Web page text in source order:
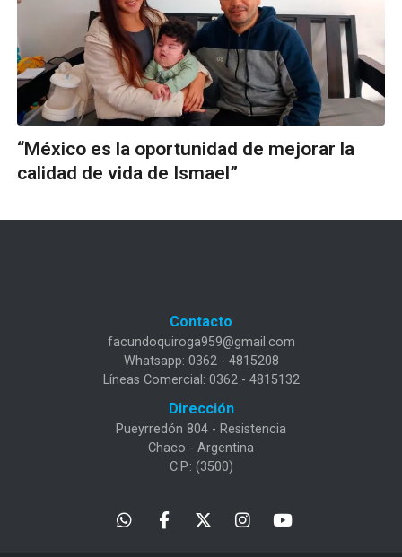
“México es la oportunidad de mejorar la
calidad de vida de Ismael”
Contacto
facundoquiroga959@gmail.com
Whatsapp: 0362 - 4815208
Líneas Comercial: 0362 - 4815132
Dirección
Pueyrredón 804 - Resistencia
Chaco - Argentina
C.P.: (3500)